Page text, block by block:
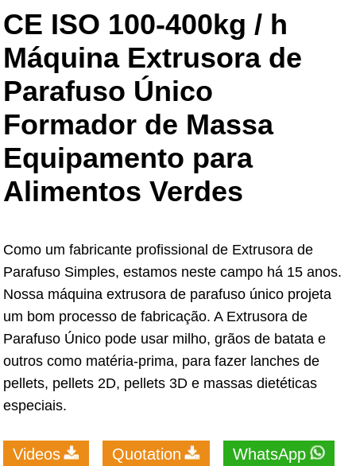
CE ISO 100-400kg / h
Máquina Extrusora de
Parafuso Único
Formador de Massa
Equipamento para
Alimentos Verdes
Como um fabricante profissional de Extrusora de
Parafuso Simples, estamos neste campo há 15 anos.
Nossa máquina extrusora de parafuso único projeta
um bom processo de fabricação. A Extrusora de
Parafuso Único pode usar milho, grãos de batata e
outros como matéria-prima, para fazer lanches de
pellets, pellets 2D, pellets 3D e massas dietéticas
especiais.
Videos Quotation WhatsApp